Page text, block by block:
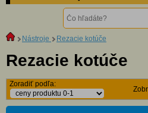
Nástroje Rezacie kotúče
Rezacie kotúče
Zoradiť podľa: